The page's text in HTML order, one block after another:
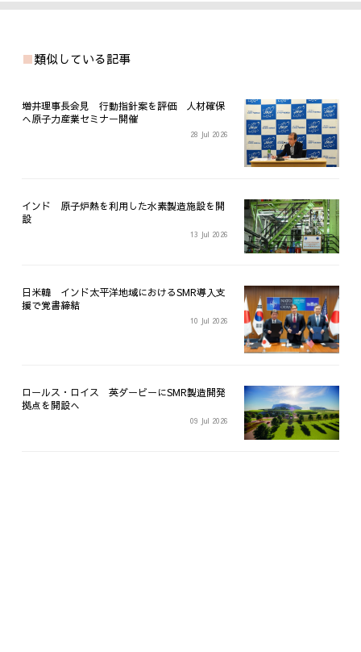
類似している記事
増井理事長会見 行動指針案を評価 人材確保
へ原子力産業セミナー開催
28 Jul 2026
インド 原子炉熱を利用した水素製造施設を開
設
13 Jul 2026
日米韓 インド太平洋地域におけるSMR導入支
援で覚書締結
10 Jul 2026
ロールス・ロイス 英ダービーにSMR製造開発
拠点を開設へ
09 Jul 2026